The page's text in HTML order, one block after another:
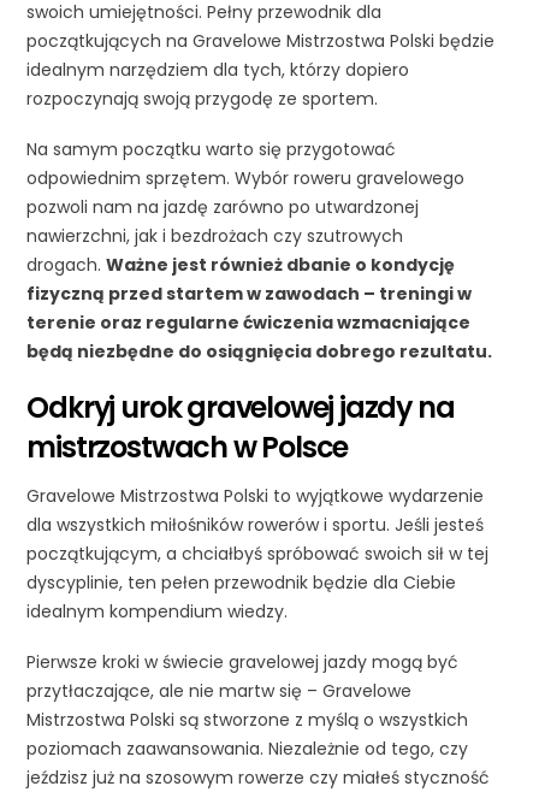
swoich umiejętności. Pełny przewodnik dla
początkujących na Gravelowe Mistrzostwa Polski będzie
idealnym narzędziem dla tych, którzy dopiero
rozpoczynają swoją przygodę ze sportem.
Na samym początku warto się przygotować
odpowiednim sprzętem. Wybór roweru gravelowego
pozwoli nam na jazdę zarówno po utwardzonej
nawierzchni, jak i bezdrożach czy szutrowych
drogach.Ważne jest również dbanie o kondycję
fizyczną przed startem w zawodach – treningi w
terenie oraz regularne ćwiczenia wzmacniające
będą niezbędne do osiągnięcia dobrego rezultatu.
Odkryj urok gravelowej jazdy na
mistrzostwach w Polsce
Gravelowe Mistrzostwa Polski to wyjątkowe wydarzenie
dla wszystkich miłośników rowerów i sportu. Jeśli jesteś
początkującym, a chciałbyś spróbować swoich sił w tej
dyscyplinie, ten pełen przewodnik będzie dla Ciebie
idealnym kompendium wiedzy.
Pierwsze kroki w świecie gravelowej jazdy mogą być
przytłaczające, ale nie martw się – Gravelowe
Mistrzostwa Polski są stworzone z myślą o wszystkich
poziomach zaawansowania. Niezależnie od tego, czy
jeździsz już na szosowym rowerze czy miałeś styczność